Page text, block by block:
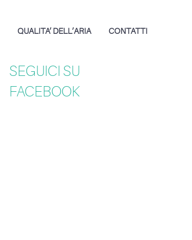
QUALITA’ DELL’ARIA CONTATTI
SEGUICI SU
FACEBOOK